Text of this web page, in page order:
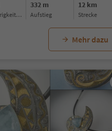
332 m
Aufstieg
12 km
Strecke
Mehr dazu